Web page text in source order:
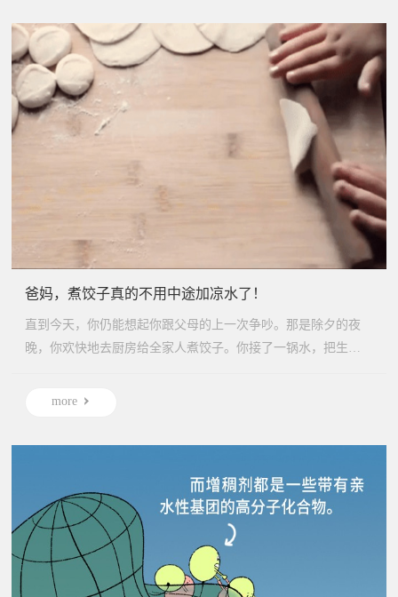
爸妈，煮饺子真的不用中途加凉水了！
直到今天，你仍能想起你跟父母的上一次争吵。那是除夕的夜
晚，你欢快地去厨房给全家人煮饺子。你接了一锅水，把生饺
more